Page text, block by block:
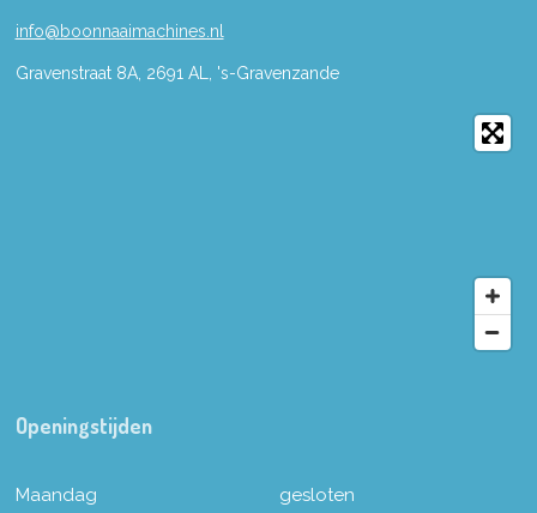
info@boonnaaimachines.nl
Gravenstraat 8A, 2691 AL, 's-Gravenzande
Openingstijden
Maandag
gesloten